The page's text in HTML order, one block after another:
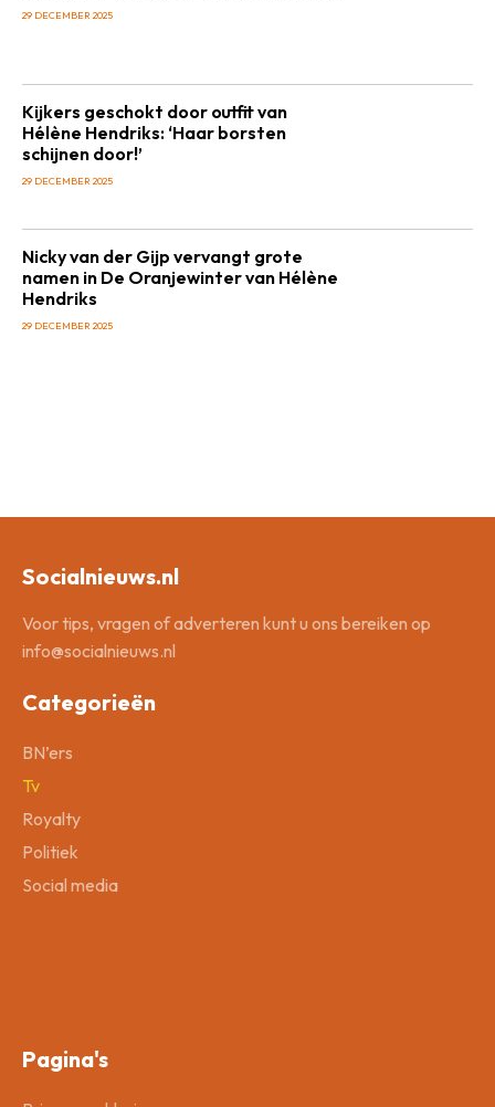
29 DECEMBER 2025
Kijkers geschokt door outfit van
Hélène Hendriks: ‘Haar borsten
schijnen door!’
29 DECEMBER 2025
Nicky van der Gijp vervangt grote
namen in De Oranjewinter van Hélène
Hendriks
29 DECEMBER 2025
Socialnieuws.nl
Voor tips, vragen of adverteren kunt u ons bereiken op
info@socialnieuws.nl
Categorieën
BN’ers
Tv
Royalty
Politiek
Social media
Pagina's